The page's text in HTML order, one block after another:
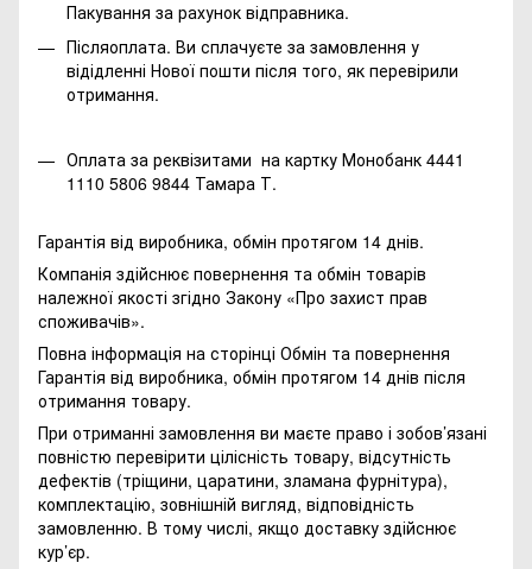
Пакування за рахунок відправника.
Післяоплата. Ви сплачуєте за замовлення у
відідленні Нової пошти після того, як перевірили
отримання.
Оплата за реквізитами на картку Монобанк 4441
1110 5806 9844 Тамара Т.
Гарантія від виробника, обмін протягом 14 днів.
Компанія здійснює повернення та обмін товарів
належної якості згідно Закону «Про захист прав
споживачів».
Повна інформація на сторінці Обмін та повернення
Гарантія від виробника, обмін протягом 14 днів після
отримання товару.
При отриманні замовлення ви маєте право і зобов’язані
повністю перевірити цілісність товару, відсутність
дефектів (тріщини, царатини, зламана фурнітура),
комплектацію, зовнішній вигляд, відповідність
замовленню. В тому числі, якщо доставку здійснює
кур’єр.